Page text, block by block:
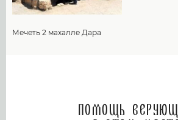
Мечеть 2 махалле Дара
Помощь